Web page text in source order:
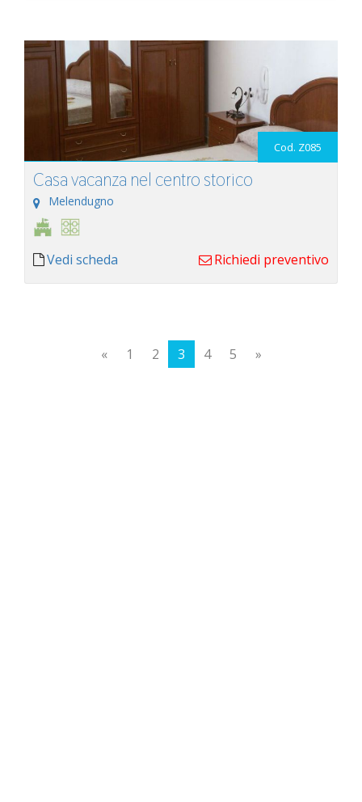
Cod. Z085
Casa vacanza nel centro storico
Melendugno
Vedi scheda Richiedi preventivo
« 1 2 3 4 5 »